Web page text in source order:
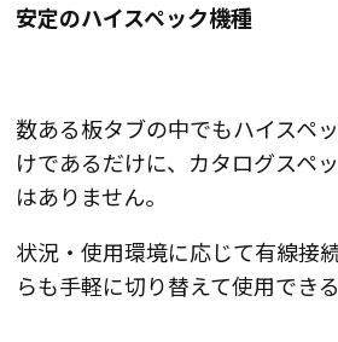
安定のハイスペック機種
数ある板タブの中でもハイスペ
けであるだけに、カタログスペ
はありません。
状況・使用環境に応じて有線接
らも手軽に切り替えて使用できる